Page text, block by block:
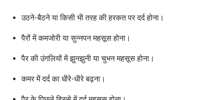
उठने-बैठने या किसी भी तरह की हरकत पर दर्द होना।
पैरों में कमजोरी या सुन्नपन महसूस होना।
पैर की उंगलियों में झुनझुनी या चुभन महसूस होना।
कमर में दर्द का धीरे-धीरे बढ़ना।